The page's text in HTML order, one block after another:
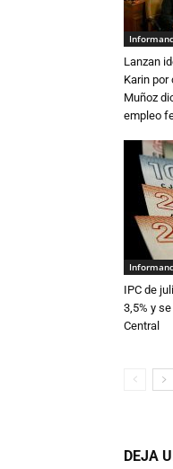
Lanzan
Karin por
Muñoz
empleo
IPC de
3,5% y
Central
DEJA